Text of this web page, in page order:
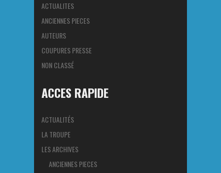
ACTUALITES
ANCIENNES PIECES
AUTEURS
COUPURES PRESSE
NON CLASSÉ
ACCES RAPIDE
ACTUALITÉS
LA TROUPE
LES ARCHIVES
ANCIENNES PIECES